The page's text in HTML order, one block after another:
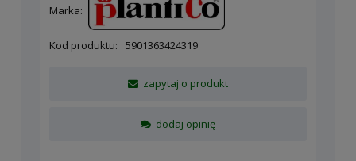
Marka:
Kod produktu: 5901363424319
zapytaj o produkt
dodaj opinię